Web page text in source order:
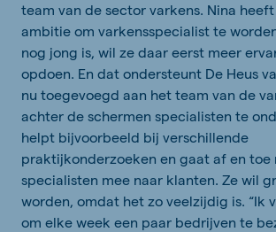
team van de sector varkens. Nina
ambitie om varkensspecialist te
nog jong is, wil ze daar eerst meer
opdoen. En dat ondersteunt De Heus
nu toegevoegd aan het team van de
achter de schermen specialisten te
helpt bijvoorbeeld bij verschillende
praktijkonderzoeken en gaat af en toe
specialisten mee naar klanten. Ze wil
worden, omdat het zo veelzijdig is. “Ik
om elke week een paar bedrijven te